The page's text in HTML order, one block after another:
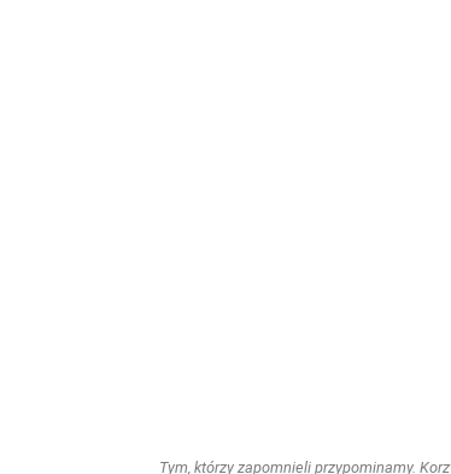
Tym, którzy zapomnieli przypominamy.